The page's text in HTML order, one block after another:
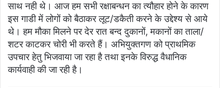
साथ नही थे। आज हम सभी रक्षाबन्धन का त्यौहार होने के कारण
इस गाडी में लोगों को बैठाकर लूट/डकैती करने के उद्देश्य से आये
थे। हम मौका मिलने पर देर रात बन्द दुकानों, मकानों का ताला/
शटर काटकर चोरी भी करते हैं। अभियुक्तगण को प्राथमिक
उपचार हेतु भिजवाया जा रहा है तथा इनके विरुद्ध वैधानिक
कार्यवाही की जा रही है।